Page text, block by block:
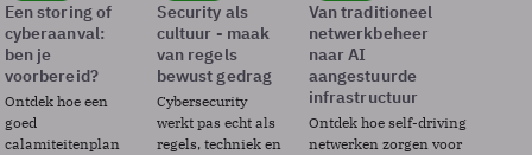
Een storing of
cyberaanval:
ben je
voorbereid?
Ontdek hoe een
goed
calamiteitenplan
Security als
cultuur - maak
van regels
bewust gedrag
Cybersecurity
werkt pas echt als
regels, techniek en
Van traditioneel
netwerkbeheer
naar AI
aangestuurde
infrastructuur
Ontdek hoe self-driving
netwerken zorgen voor